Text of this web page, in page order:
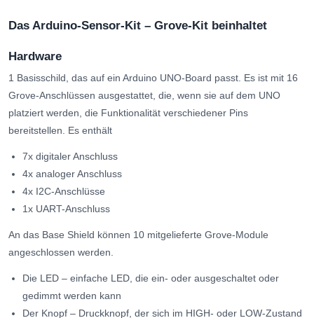
Das Arduino-Sensor-Kit – Grove-Kit beinhaltet
Hardware
1 Basisschild, das auf ein Arduino UNO-Board passt. Es ist mit 16
Grove-Anschlüssen ausgestattet, die, wenn sie auf dem UNO
platziert werden, die Funktionalität verschiedener Pins
bereitstellen. Es enthält
7x digitaler Anschluss
4x analoger Anschluss
4x I2C-Anschlüsse
1x UART-Anschluss
An das Base Shield können 10 mitgelieferte Grove-Module
angeschlossen werden.
Die LED – einfache LED, die ein- oder ausgeschaltet oder
gedimmt werden kann
Der Knopf – Druckknopf, der sich im HIGH- oder LOW-Zustand